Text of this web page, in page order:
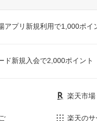
アプリ新規利用で1,000ポイ
ド新規入会で2,000ポイント
楽天市
楽天の